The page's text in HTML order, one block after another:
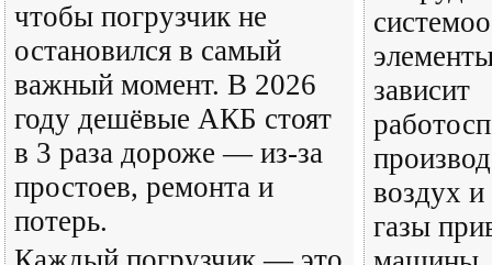
чтобы погрузчик не
остановился в самый
важный момент. В 2026
году дешёвые АКБ стоят
в 3 раза дороже — из-за
простоев, ремонта и
потерь.
зависит
воздух и
газы